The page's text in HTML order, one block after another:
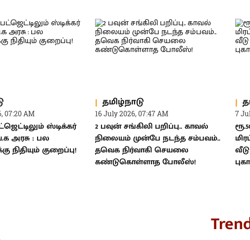
AM
ஸ்டிக்கர்
தமிழ்நாடு
16 July 2026, 07:47 AM
2 பவுன் சங்கிலி பறிப்பு.. காவல்
நிலையம் முன்பே நடந்த சம்பவம்..
7